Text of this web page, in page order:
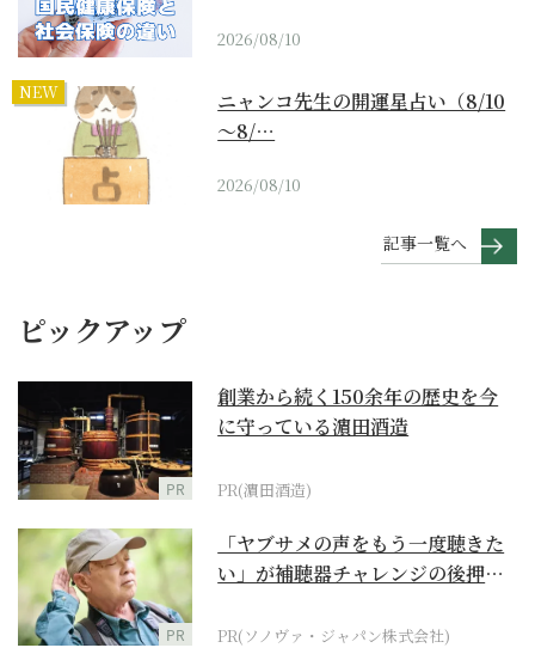
2026/08/10
NEW
ニャンコ先生の開運星占い（8/10
～8/…
2026/08/10
記事一覧へ
ピックアップ
PR
創業から続く150余年の歴史を今
に守っている濵田酒造
PR(濵田酒造)
PR
「ヤブサメの声をもう一度聴きた
い」が補聴器チャレンジの後押し
PR(ソノヴァ・ジャパン株式会社)